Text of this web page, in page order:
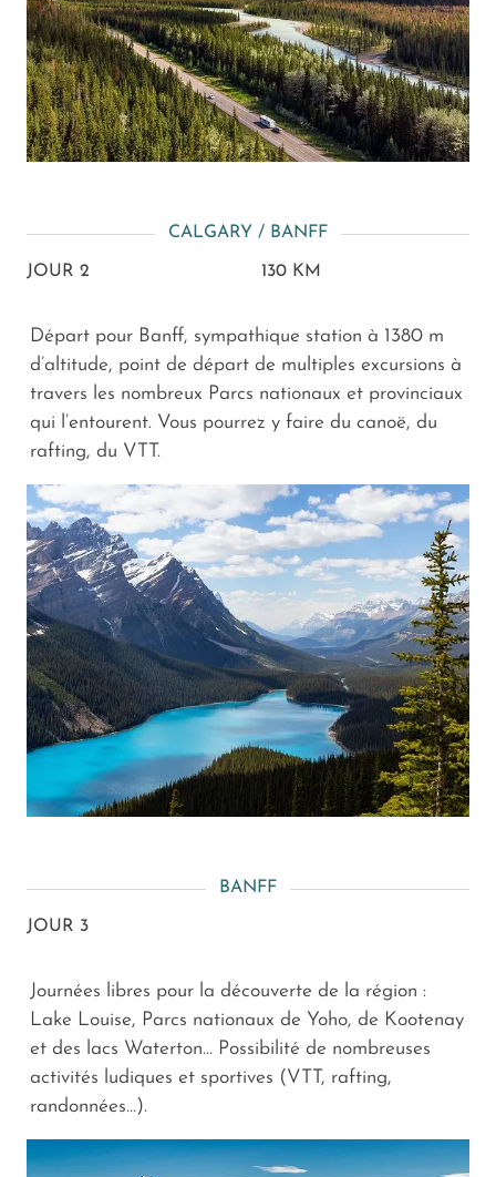
CALGARY / BANFF
JOUR 2 130 KM
Départ pour Banff, sympathique station à 1380 m
d’altitude, point de départ de multiples excursions à
travers les nombreux Parcs nationaux et provinciaux
qui l’entourent. Vous pourrez y faire du canoë, du
rafting, du VTT.
BANFF
JOUR 3
Journées libres pour la découverte de la région :
Lake Louise, Parcs nationaux de Yoho, de Kootenay
et des lacs Waterton… Possibilité de nombreuses
activités ludiques et sportives (VTT, rafting,
randonnées…).